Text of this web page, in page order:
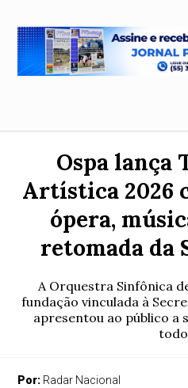
Ospa lança
Artística 2026
ópera,
retomada da
A Orquestra Sinfônica
fundação vinculada à
apresentou ao público a
Por: Radar Nacional